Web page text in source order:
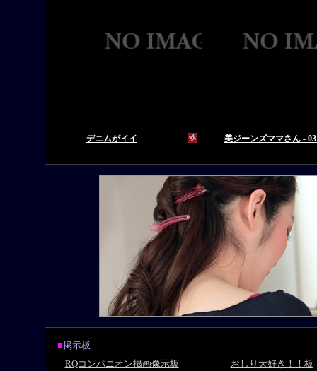
■掲示板
RQコンパニオン掲画像示板
おしり大好き！！板